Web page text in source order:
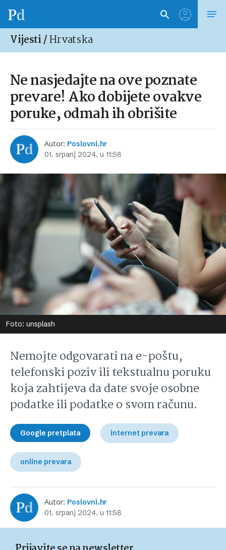
Vijesti /Hrvatska
Ne nasjedajte na ove poznate
prevare! Ako dobijete ovakve
poruke, odmah ih obrišite
Autor: Poslovni.hr
01. srpanj 2024. u 11:58
Foto: unsplash
Nemojte odgovarati na e-poštu,
telefonski poziv ili tekstualnu poruku
koja zahtijeva da date svoje osobne
podatke ili podatke o svom računu.
Google pretplata internet prevara
online prevara
Autor: Poslovni.hr
01. srpanj 2024. u 11:58